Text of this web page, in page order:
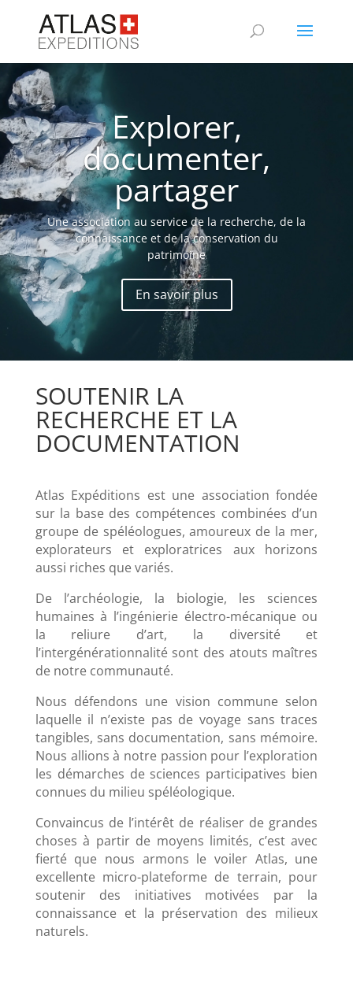
Explorer,
documenter,
partager
Une association au service de la recherche, de la
connaissance et de la conservation du
patrimoine
En savoir plus
SOUTENIR LA
RECHERCHE ET LA
DOCUMENTATION
Atlas Expéditions est une association fondée
sur la base des compétences combinées d’un
groupe de spéléologues, amoureux de la mer,
explorateurs et exploratrices aux horizons
aussi riches que variés.
De l’archéologie, la biologie, les sciences
humaines à l’ingénierie électro-mécanique ou
la reliure d’art, la diversité et
l’intergénérationnalité sont des atouts maîtres
de notre communauté.
Nous défendons une vision commune selon
laquelle il n’existe pas de voyage sans traces
tangibles, sans documentation, sans mémoire.
Nous allions à notre passion pour l’exploration
les démarches de sciences participatives bien
connues du milieu spéléologique.
Convaincus de l’intérêt de réaliser de grandes
choses à partir de moyens limités, c’est avec
fierté que nous armons le voiler Atlas, une
excellente micro-plateforme de terrain, pour
soutenir des initiatives motivées par la
connaissance et la préservation des milieux
naturels.